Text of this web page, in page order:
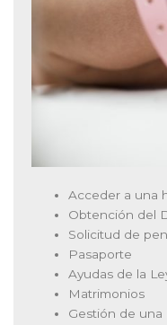
Acceder a una
Obtención del
Solicitud de
Pasaporte
Ayudas de la
Matrimonios
Gestión de una